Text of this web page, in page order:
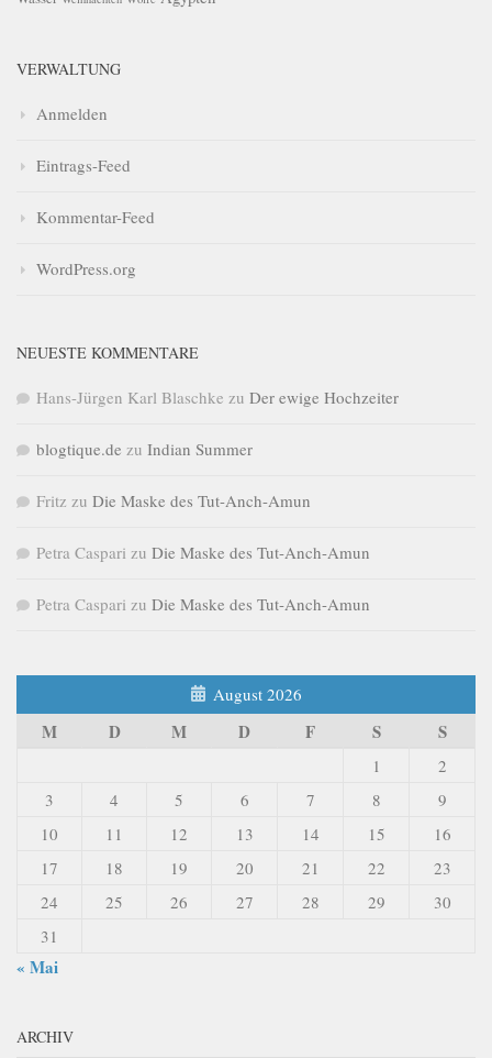
VERWALTUNG
Anmelden
Eintrags-Feed
Kommentar-Feed
WordPress.org
NEUESTE KOMMENTARE
Hans-Jürgen Karl Blaschke zu Der ewige Hochzeiter
blogtique.de zu Indian Summer
Fritz zu Die Maske des Tut-Anch-Amun
Petra Caspari zu Die Maske des Tut-Anch-Amun
Petra Caspari zu Die Maske des Tut-Anch-Amun
August 2026
M D M D F S S
1
2
3
4 5 6 7 8
9
10
11 12 13 14 15
16
17
18 19 20 21 22
23
24
25 26 27 28 29
30
31
« Mai
ARCHIV